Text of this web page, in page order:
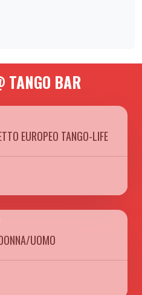
TANGO BAR
EUROPEO TANGO-LIFE
UOMO